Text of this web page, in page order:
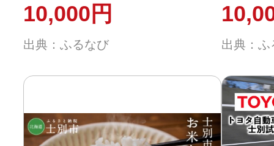
よくあるご質問
問い合わせ
10,000円
出典：ふるなび 出典：ふ